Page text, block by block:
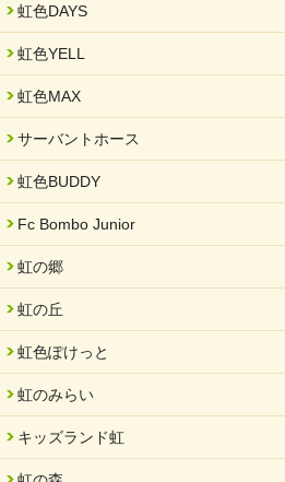
虹色DAYS
虹色YELL
虹色MAX
サーバントホース
虹色BUDDY
Fc Bombo Junior
虹の郷
虹の丘
虹色ぽけっと
虹のみらい
キッズランド虹